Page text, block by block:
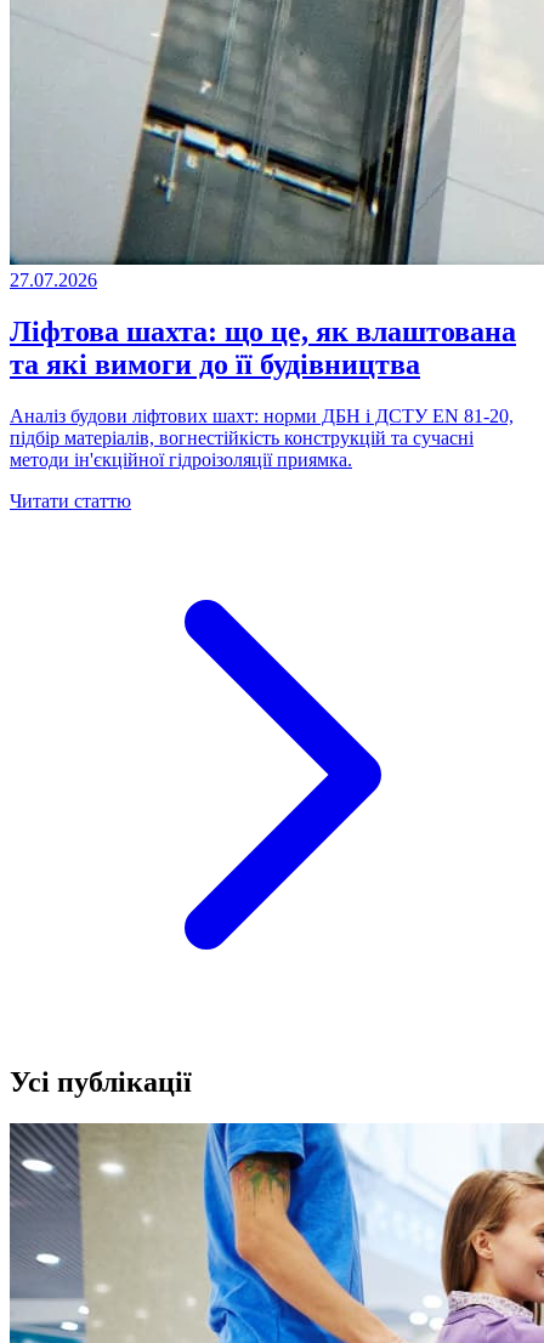
27.07.2026
Ліфтова шахта: що це, як влаштована
та які вимоги до її будівництва
Аналіз будови ліфтових шахт: норми ДБН і ДСТУ EN 81-20,
підбір матеріалів, вогнестійкість конструкцій та сучасні
методи ін'єкційної гідроізоляції приямка.
Читати статтю
Усі публікації